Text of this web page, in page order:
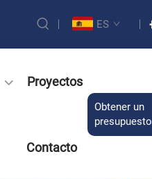
ES
Proyectos
Contacto
Obtener un
presupuesto